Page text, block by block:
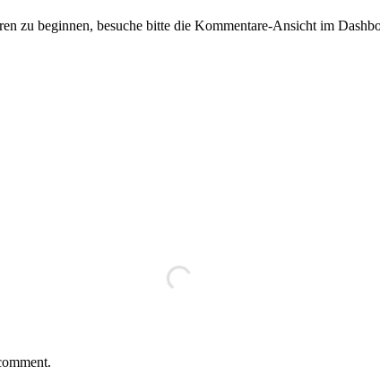
zu beginnen, besuche bitte die Kommentare-Ansicht im